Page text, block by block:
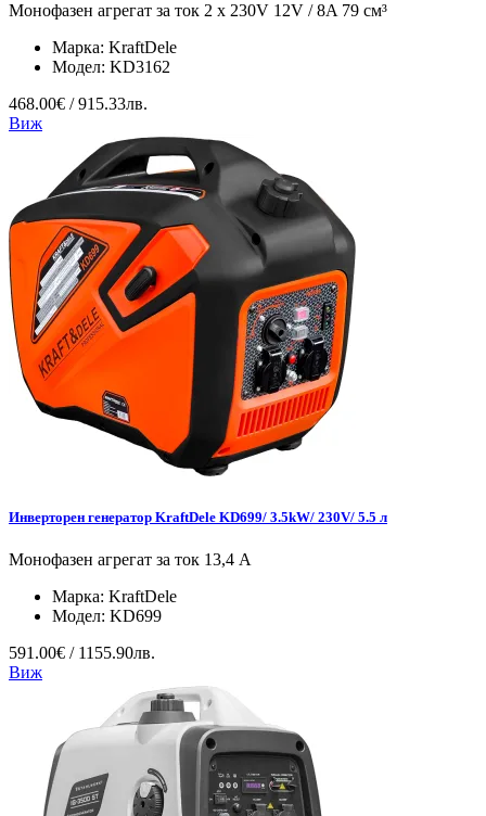
Монофазен агрегат за ток 2 x 230V 12V / 8A 79 см³
Марка: KraftDele
Модел: KD3162
468.00€ / 915.33лв.
Виж
Инверторен генератор KraftDele KD699/ 3.5kW/ 230V/ 5.5 л
Монофазен агрегат за ток 13,4 А
Марка: KraftDele
Модел: KD699
591.00€ / 1155.90лв.
Виж